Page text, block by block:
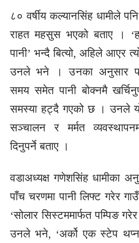
८० वर्षीय कल्यानसिंह धामीले
राहत महसुस भएको बताए ।
पानी’ भन्दै बित्यो, अहिले आएर
उनले भने । उनका अनुसार
समय समेत पानी बोक्नमै
समस्या हट्दै गएको छ । उनले
सञ्चालन र मर्मत
दिनुपर्ने बताए ।
वडाअध्यक्ष गणेशसिंह धामीका
पाँच चरणमा पानी लिफ्ट गरेर
‘सोलार सिस्टममार्फत पम्पिङ
उनले भने, ‘अर्को एक स्टेप थप्न